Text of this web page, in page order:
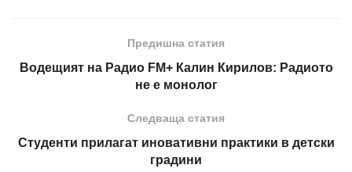
Предишна статия
Водещият на Радио FM+ Калин Кирилов: Радиото
не е монолог
Следваща статия
Студенти прилагат иновативни практики в детски
градини